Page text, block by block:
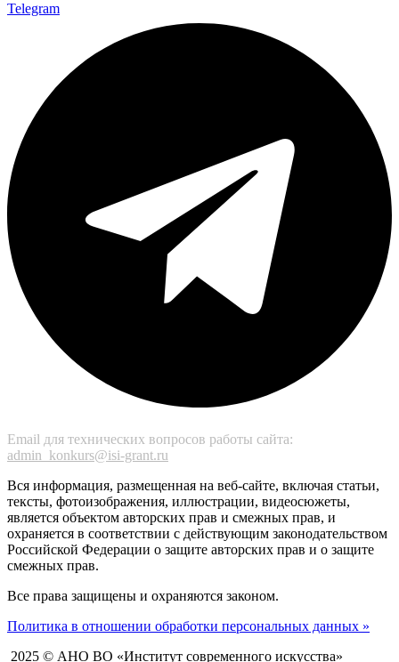
Telegram
Email для технических вопросов работы сайта:
admin_konkurs@isi-grant.ru
Вся информация, размещенная на веб-сайте, включая статьи,
тексты, фотоизображения, иллюстрации, видеосюжеты,
является объектом авторских прав и смежных прав, и
охраняется в соответствии с действующим законодательством
Российской Федерации о защите авторских прав и о защите
смежных прав.
Все права защищены и охраняются законом.
Политика в отношении обработки персональных данных »
2025 © АНО ВО «Институт современного искусства»